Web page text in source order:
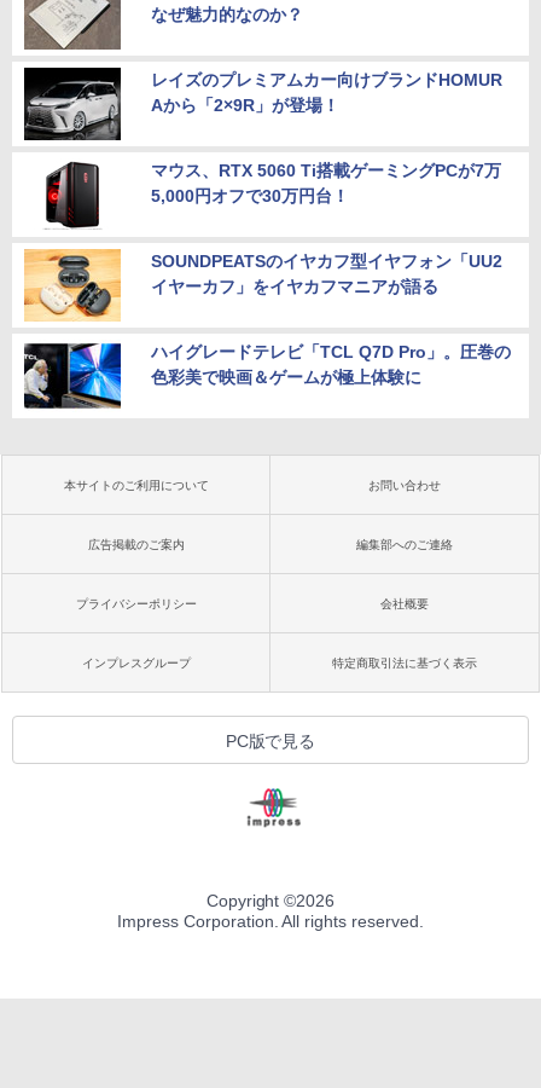
なぜ魅力的なのか？
レイズのプレミアムカー向けブランドHOMUR
Aから「2×9R」が登場！
マウス、RTX 5060 Ti搭載ゲーミングPCが7万
5,000円オフで30万円台！
SOUNDPEATSのイヤカフ型イヤフォン「UU2
イヤーカフ」をイヤカフマニアが語る
ハイグレードテレビ「TCL Q7D Pro」。圧巻の
色彩美で映画＆ゲームが極上体験に
本サイトのご利用について お問い合わせ
広告掲載のご案内 編集部へのご連絡
プライバシーポリシー 会社概要
インプレスグループ 特定商取引法に基づく表示
PC版で見る
Copyright ©2026
Impress Corporation. All rights reserved.